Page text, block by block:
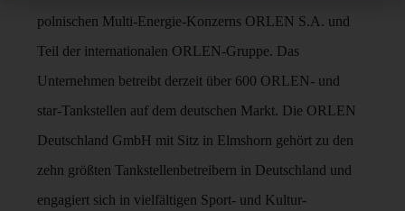
polnischen Multi-Energie-Konzerns ORLEN S.A. und
Teil der internationalen ORLEN-Gruppe. Das
Unternehmen betreibt derzeit über 600 ORLEN- und
star-Tankstellen auf dem deutschen Markt. Die ORLEN
Deutschland GmbH mit Sitz in Elmshorn gehört zu den
zehn größten Tankstellenbetreibern in Deutschland und
engagiert sich in vielfältigen Sport- und Kultur-